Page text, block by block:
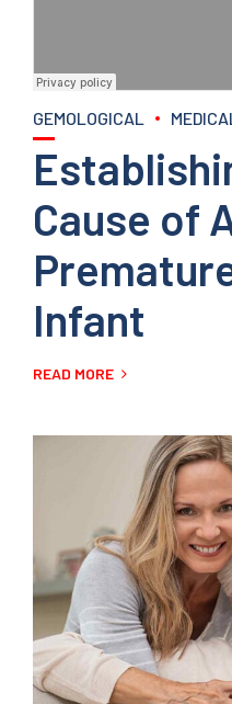
GEMOLOGICAL MEDICAL
Cause of
Infant
READ MORE